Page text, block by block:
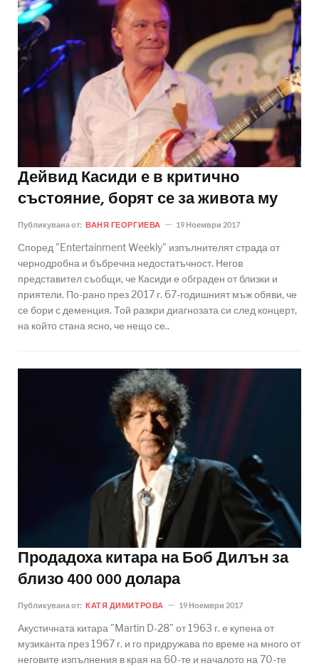
Дейвид Касиди е в критично
състояние, борят се за живота му
Публикувана от: ВАНЯ ГЕОРГИЕВА 19 Ноември 2017
Според "Entertainment Weekly" изпълнителят страда от
чернодробна и бъбречна недостатъчност. Негов
представител съобщи, че Касиди е обграден от близки и
приятели. По-рано през 2017 г. 67-годишният мъж обяви, че
се бори с деменция. Той разкри диагнозата си след концерт,
на който стана ясно, че нещо се..
Продадоха китара на Боб Дилън за
близо 400 000 долара
Публикувана от: КАТЯ ДИМИТРОВА 19 Ноември 2017
Акустичната китара "Martin D-28" от 1963 г. е купена от
музиканта през 1967 г. и го придружава по време на много от
неговите изпълнения в края на 60-те и началото на 70-те